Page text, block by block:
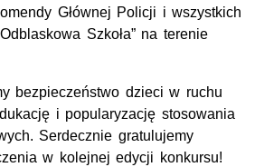
Głównej Policji i wszystkich
Szkoła” na terenie
bezpieczeństwo dzieci w ruchu
i popularyzację stosowania
Serdecznie gratulujemy
w kolejnej edycji konkursu!